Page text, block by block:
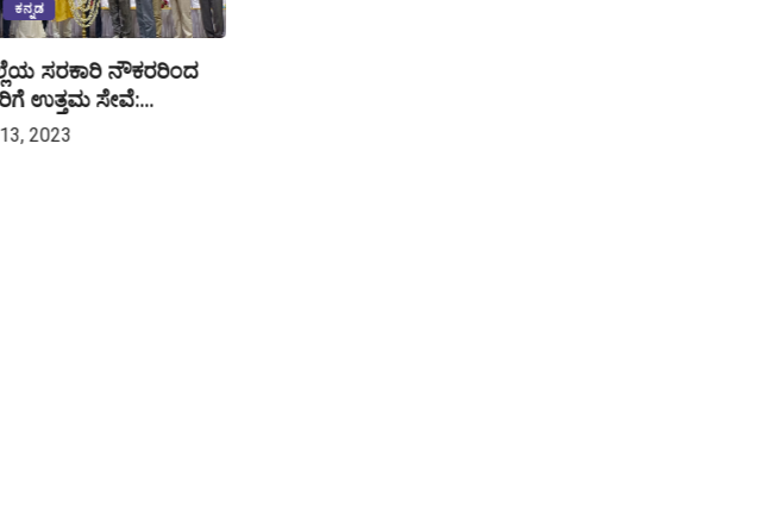
ಕನ್ನಡ
ಸರಕಾರಿ ನೌಕರರಿಂದ
ಉತ್ತಮ ಸೇವೆ:...
2023